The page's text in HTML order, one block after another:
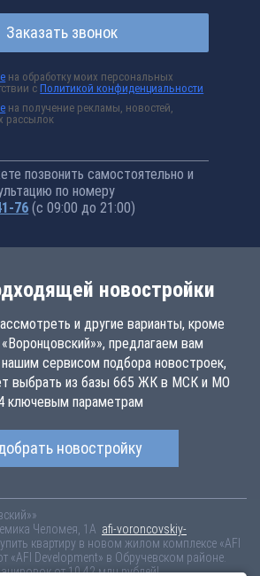
Заказать звонок
на обработку моих персональных
сПолитикой конфиденциальности
на получение рекламы, новостей,
рассылок
позвонить самостоятельно и
по номеру
76 (с 09:00 до 21:00)
новостройки
и другие варианты, кроме
предлагаем вам
сервисом подбора новостроек,
выбрать из базы 665 ЖК в МСК и МО
ключевым параметрам
новостройку
Челомея, 1А afi-voroncovskiy-
квартиру в новом жилом комплексе «AFI
«AFI Development» в Обручевском районе.
от 10.42 млн рублей!